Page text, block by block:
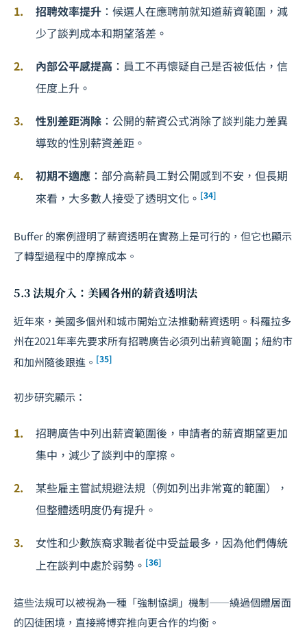
招聘效率提升 ：候選人在應聘前就知道薪資範圍，減
少了談判成本和期望落差。
內部公平感提高 ：員工不再懷疑自己是否被低估，信
任度上升。
性別差距消除 ：公開的薪資公式消除了談判能力差異
導致的性別薪資差距。
初期不適應 ：部分高薪員工對公開感到不安，但長期
來看，大多數人接受了透明文化。 [34]
Buffer 的案例證明了薪資透明在實務上是可行的，但它也顯示
了轉型過程中的摩擦成本。
5.3 法規介入：美國各州的薪資透明法
近年來，美國多個州和城市開始立法推動薪資透明。科羅拉多
州在2021年率先要求所有招聘廣告必須列出薪資範圍；紐約市
和加州隨後跟進。 [35]
初步研究顯示：
招聘廣告中列出薪資範圍後，申請者的薪資期望更加
集中，減少了談判中的摩擦。
某些雇主嘗試規避法規（例如列出非常寬的範圍），
但整體透明度仍有提升。
女性和少數族裔求職者從中受益最多，因為他們傳統
上在談判中處於弱勢。 [36]
這些法規可以被視為一種「強制協調」機制——繞過個體層面
的囚徒困境，直接將博弈推向更合作的均衡。